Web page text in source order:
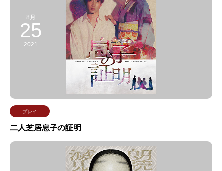
8月
25
2021
プレイ
二人芝居息子の証明